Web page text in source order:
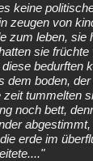
keine
zeugen von
zum leben, sie
sie
bedurften
dem boden,
tummelten
noch bett,
erde im